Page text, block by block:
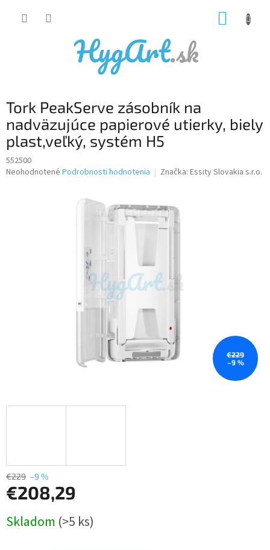
Tork PeakServe zásobník na
nadväzujúce papierové utierky, biely
plast,veľký, systém H5
552500
Priemerné
Neohodnotené Podrobnosti hodnotenia Značka: Essity Slovakia s.r.o.
€229
–9 %
€229 –9 %
€208,29
cena:
Skladom (>5 ks)